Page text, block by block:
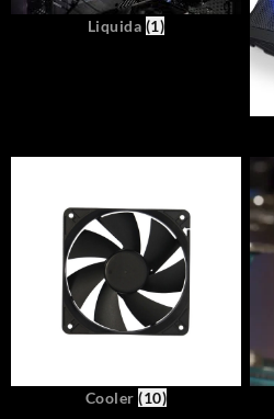
Liquida (1)
Cooler(10)